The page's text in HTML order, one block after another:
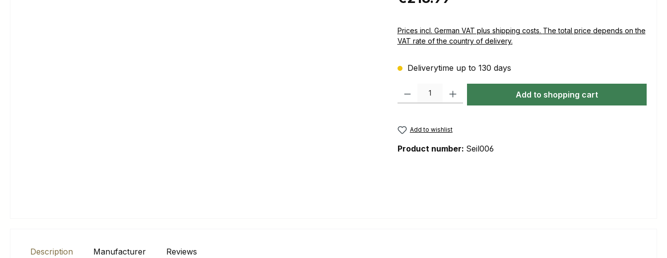
Prices incl. German VAT plus shipping costs. The total price depends on the
VAT rate of the country of delivery.
Deliverytime up to 130 days
Product Quantity: Enter the desired amount or use the buttons to increase or
Add to shopping cart
Add to wishlist
Product number: Seil006
Description Manufacturer Reviews